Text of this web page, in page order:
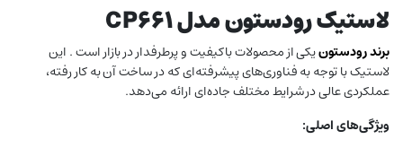
لاستیک رودستون مدل CP661
برند رودستونیکی از محصولات باکیفیت و پرطرفدار در بازار است . این
لاستیک با توجه به فناوری‌های پیشرفته‌ای که در ساخت آن به کار رفته،
عملکردی عالی در شرایط مختلف جاده‌ای ارائه می‌دهد.
ویژگی‌های اصلی: